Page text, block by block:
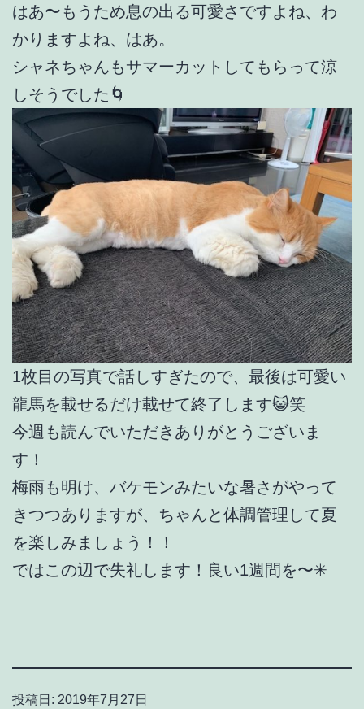
はあ〜もうため息の出る可愛さですよね、わ
かりますよね、はあ。
シャネちゃんもサマーカットしてもらって涼
しそうでした🌀
1枚目の写真で話しすぎたので、最後は可愛い
龍馬を載せるだけ載せて終了します😺笑
今週も読んでいただきありがとうございま
す！
梅雨も明け、バケモンみたいな暑さがやって
きつつありますが、ちゃんと体調管理して夏
を楽しみましょう！！
ではこの辺で失礼します！良い1週間を〜✳
投稿日: 2019年7月27日